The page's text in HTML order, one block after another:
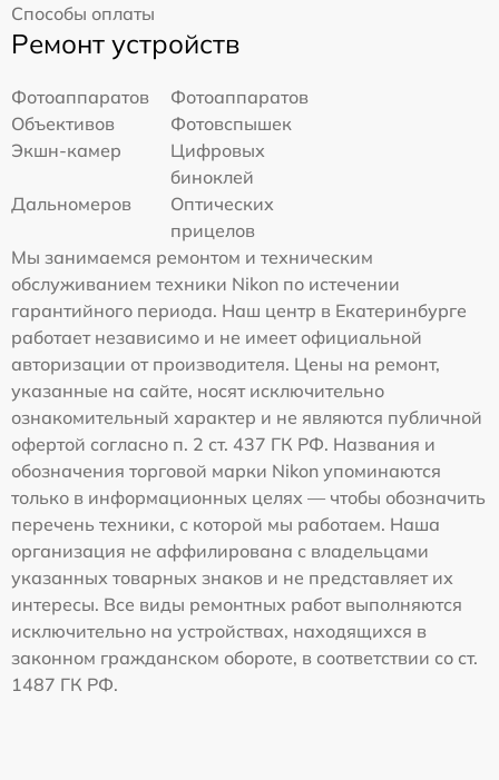
Способы оплаты
Ремонт устройств
Фотоаппаратов
Фотоаппаратов
Объективов
Фотовспышек
Экшн-камер
Цифровых
биноклей
Дальномеров
Оптических
прицелов
Мы занимаемся ремонтом и техническим
обслуживанием техники Nikon по истечении
гарантийного периода. Наш центр в Екатеринбурге
работает независимо и не имеет официальной
авторизации от производителя. Цены на ремонт,
указанные на сайте, носят исключительно
ознакомительный характер и не являются публичной
офертой согласно п. 2 ст. 437 ГК РФ. Названия и
обозначения торговой марки Nikon упоминаются
только в информационных целях — чтобы обозначить
перечень техники, с которой мы работаем. Наша
организация не аффилирована с владельцами
указанных товарных знаков и не представляет их
интересы. Все виды ремонтных работ выполняются
исключительно на устройствах, находящихся в
законном гражданском обороте, в соответствии со ст.
1487 ГК РФ.